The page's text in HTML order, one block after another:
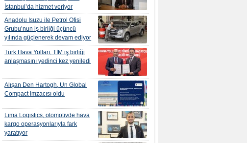
İstanbul’da hizmet veriyor
Anadolu Isuzu ile Petrol Ofisi
Grubu’nun iş birliği üçüncü
yılında güçlenerek devam ediyor
Türk Hava Yolları, TİM iş birliği
anlaşmasını yedinci kez yeniledi
Alışan Den Hartogh, Un Global
Compact imzacısı oldu
Lima Logistics, otomotivde hava
kargo operasyonlarıyla fark
yaratıyor